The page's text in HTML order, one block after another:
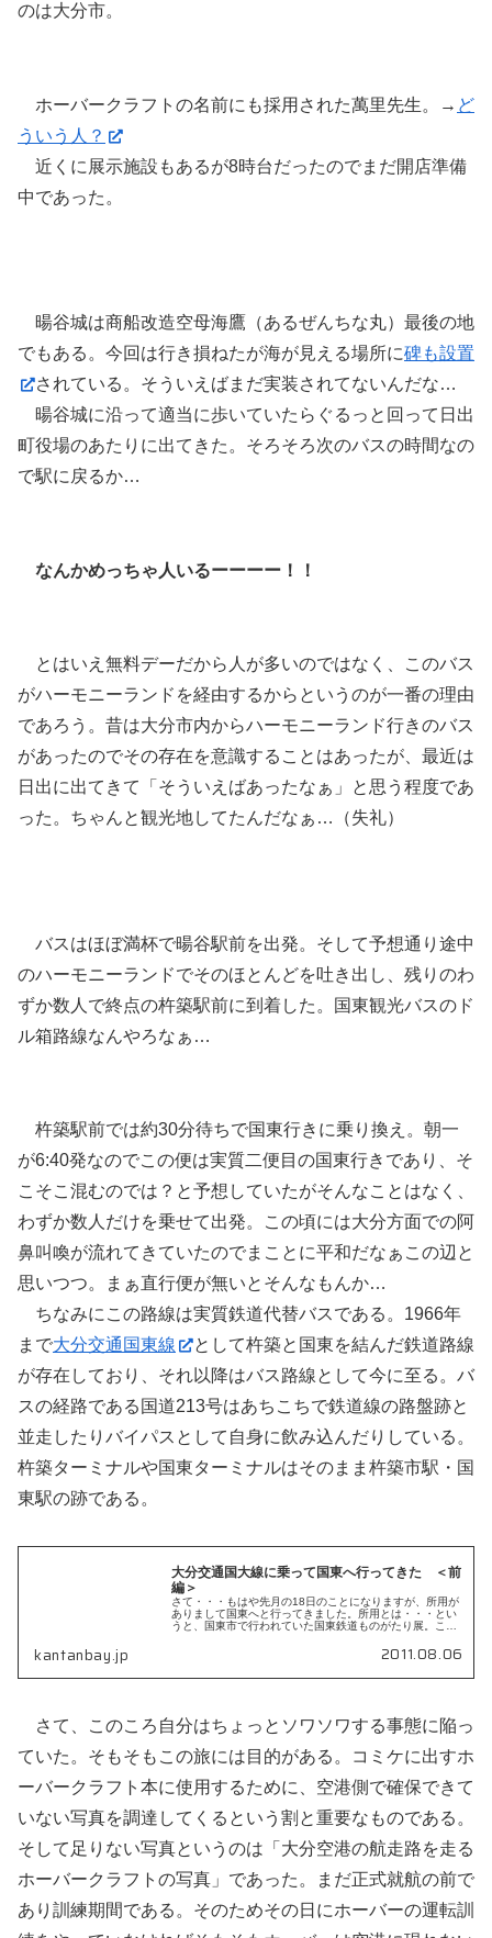
のは大分市。
ホーバークラフトの名前にも採用された萬里先生。→ ど
ういう人？
近くに展示施設もあるが8時台だったのでまだ開店準備
中であった。
暘谷城は商船改造空母海鷹（あるぜんちな丸）最後の地
でもある。今回は行き損ねたが海が見える場所に碑も設置
されている。そういえばまだ実装されてないんだな…
暘谷城に沿って適当に歩いていたらぐるっと回って日出
町役場のあたりに出てきた。そろそろ次のバスの時間なの
で駅に戻るか…
なんかめっちゃ人いるーーーー！！
とはいえ無料デーだから人が多いのではなく、このバス
がハーモニーランドを経由するからというのが一番の理由
であろう。昔は大分市内からハーモニーランド行きのバス
があったのでその存在を意識することはあったが、最近は
日出に出てきて「そういえばあったなぁ」と思う程度であ
った。ちゃんと観光地してたんだなぁ…（失礼）
バスはほぼ満杯で暘谷駅前を出発。そして予想通り途中
のハーモニーランドでそのほとんどを吐き出し、残りのわ
ずか数人で終点の杵築駅前に到着した。国東観光バスのド
ル箱路線なんやろなぁ…
杵築駅前では約30分待ちで国東行きに乗り換え。朝一
が6:40発なのでこの便は実質二便目の国東行きであり、そ
こそこ混むのでは？と予想していたがそんなことはなく、
わずか数人だけを乗せて出発。この頃には大分方面での阿
鼻叫喚が流れてきていたのでまことに平和だなぁこの辺と
思いつつ。まぁ直行便が無いとそんなもんか…
ちなみにこの路線は実質鉄道代替バスである。1966年
まで大分交通国東線
として杵築と国東を結んだ鉄道路線
が存在しており、それ以降はバス路線として今に至る。バ
スの経路である国道213号はあちこちで鉄道線の路盤跡と
並走したりバイパスとして自身に飲み込んだりしている。
杵築ターミナルや国東ターミナルはそのまま杵築市駅・国
東駅の跡である。
大分交通国大線に乗って国東へ行ってきた ＜前
編＞
さて・・・もはや先月の18日のことになりますが、所用が
ありまして国東へと行ってきました。所用とは・・・とい
うと、国東市で行われていた国東鉄道ものがたり展。この
kantanbay.jp 2011.08.06
さて、このころ自分はちょっとソワソワする事態に陥っ
ていた。そもそもこの旅には目的がある。コミケに出すホ
ーバークラフト本に使用するために、空港側で確保できて
いない写真を調達してくるという割と重要なものである。
そして足りない写真というのは「大分空港の航走路を走る
ホーバークラフトの写真」であった。まだ正式就航の前で
あり訓練期間である。そのためその日にホーバーの運転訓